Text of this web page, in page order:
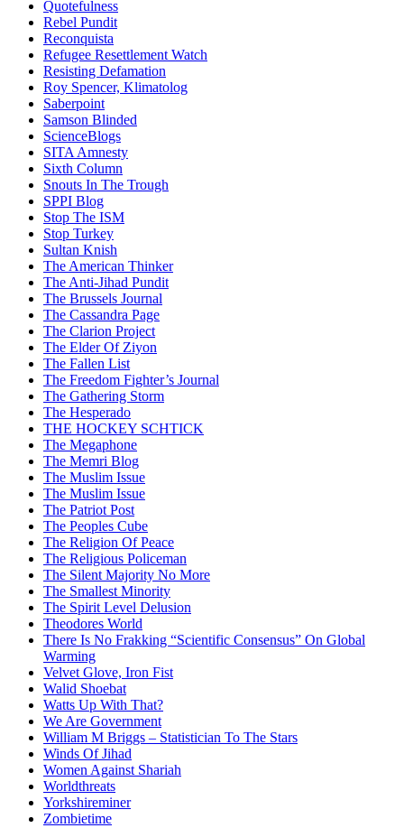
Quotefulness
Rebel Pundit
Reconquista
Refugee Resettlement Watch
Resisting Defamation
Roy Spencer, Klimatolog
Saberpoint
Samson Blinded
ScienceBlogs
SITA Amnesty
Sixth Column
Snouts In The Trough
SPPI Blog
Stop The ISM
Stop Turkey
Sultan Knish
The American Thinker
The Anti-Jihad Pundit
The Brussels Journal
The Cassandra Page
The Clarion Project
The Elder Of Ziyon
The Fallen List
The Freedom Fighter’s Journal
The Gathering Storm
The Hesperado
THE HOCKEY SCHTICK
The Megaphone
The Memri Blog
The Muslim Issue
The Muslim Issue
The Patriot Post
The Peoples Cube
The Religion Of Peace
The Religious Policeman
The Silent Majority No More
The Smallest Minority
The Spirit Level Delusion
Theodores World
There Is No Frakking “Scientific Consensus” On Global
Warming
Velvet Glove, Iron Fist
Walid Shoebat
Watts Up With That?
We Are Government
William M Briggs – Statistician To The Stars
Winds Of Jihad
Women Against Shariah
Worldthreats
Yorkshireminer
Zombietime